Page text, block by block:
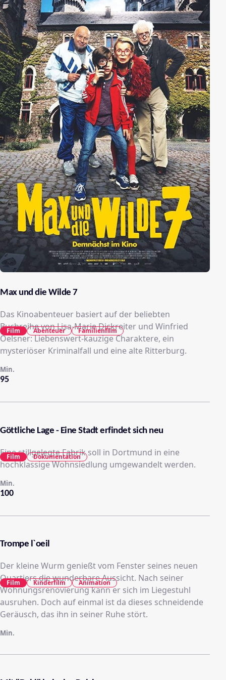
Max und die Wilde 7
Das Kinoabenteuer basiert auf der beliebten
Buchreihe von Lisa-Marie Dickreiter und Winfried
Oelsner: Liebenswert-kauzige Charaktere, ein
mysteriöser Kriminalfall und eine alte Ritterburg.
95
Min.
Film Abenteuer Familienfilm
Göttliche Lage - Eine Stadt erfindet sich neu
Eine stillgelegte Fabrik soll in Dortmund in eine
hochklassige Wohnsiedlung umgewandelt werden.
100
Min.
Film Dokumentation
Trompe l`oeil
Der kleine Wurm genießt vom Fenster seines neuen
Quartiers die wunderbare Aussicht. Nach seiner
Wohnungsrenovierung kann er sich im Liegestuhl
ausruhen. Doch auf einmal ist da dieses schneidende
Geräusch, das ihn in seiner Ruhe stört.
Min.
Film Kinderfilm Animation